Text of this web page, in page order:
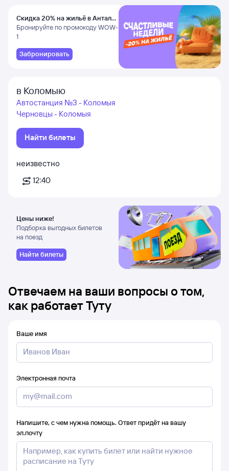
Скидка 20% на жильё в Анталье
и Даламане
Бронируйте по промокоду WOW-
1
Забронировать
в Коломыю
Автостанция №3 - Коломыя
Черновцы - Коломыя
Найти билеты
неизвестно
12:40
Цены ниже!
Подборка выгодных билетов
на поезд
Найти билеты
Отвечаем на ваши вопросы о том,
как работает Туту
Ваше имя
Электронная почта
Напишите, с чем нужна помощь. Ответ придёт на вашу
эл.почту